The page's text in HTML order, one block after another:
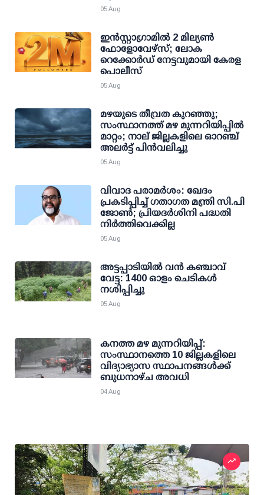
05 Aug
ഇന്‍സ്റ്റാഗ്രാമില്‍ 2 മില്യണ്‍
ഫോളോവേഴ്സ്; ലോക
റെക്കോര്‍ഡ് നേട്ടവുമായി കേരള
പൊലീസ്
05 Aug
മഴയുടെ തീവ്രത കുറഞ്ഞു;
സംസ്ഥാനത്ത് മഴ മുന്നറിയിപ്പിൽ
മാറ്റം; നാല് ജില്ലകളിലെ ഓറഞ്ച്
അലർട്ട് പിൻവലിച്ചു
05 Aug
വിവാദ പരാമര്‍ശം: ഖേദം
പ്രകടിപ്പിച്ച് ഗതാഗത മന്ത്രി സി.പി
ജോണ്‍; പ്രിയദര്‍ശിനി പദ്ധതി
നിര്‍ത്തിവെക്കില്ല
05 Aug
അട്ടപ്പാടിയില്‍ വന്‍ കഞ്ചാവ്
വേട്ട: 1400 ഓളം ചെടികള്‍
നശിപ്പിച്ചു
05 Aug
കനത്ത മഴ മുന്നറിയിപ്പ്:
സംസ്ഥാനത്തെ 10 ജില്ലകളിലെ
വിദ്യാഭ്യാസ സ്ഥാപനങ്ങള്‍ക്ക്
ബുധനാഴ്ച അവധി
04 Aug